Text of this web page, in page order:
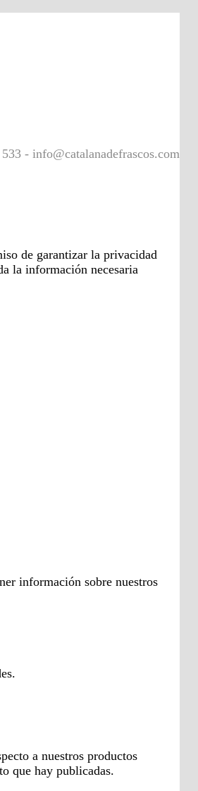
- info@catalanadefrascos.com
de garantizar la privacidad
la información necesaria
información sobre nuestros
a nuestros productos
que hay publicadas.